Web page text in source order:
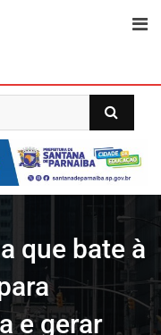
que bate à
e gerar